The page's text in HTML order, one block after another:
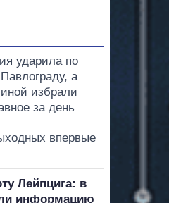
ударила по
а
избрали
за день
впервые
Лейпцига: в
информацию